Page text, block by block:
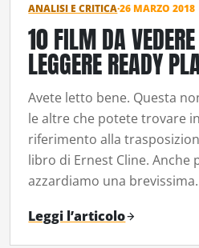
ANALISI E CRITICA·26 MARZO 2018
10 FILM DA
LEGGERE READY
Avete letto bene. Questa
le altre che potete trovare
riferimento alla
libro di Ernest Cline. Anche
azzardiamo una
Leggi l’articolo